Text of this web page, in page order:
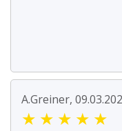
A.Greiner,
★ ★ ★ ★ ★